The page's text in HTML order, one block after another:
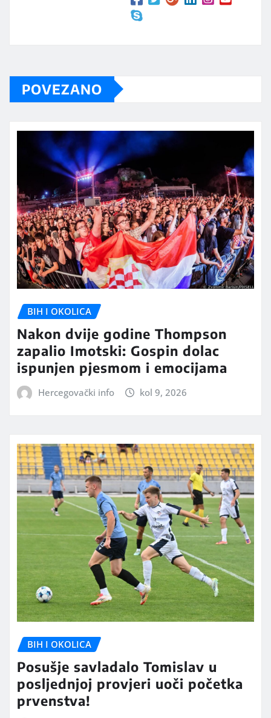
POVEZANO
BIH I OKOLICA
Nakon dvije godine Thompson
zapalio Imotski: Gospin dolac
ispunjen pjesmom i emocijama
Hercegovački info kol 9, 2026
BIH I OKOLICA
Posušje savladalo Tomislav u
posljednjoj provjeri uoči početka
prvenstva!